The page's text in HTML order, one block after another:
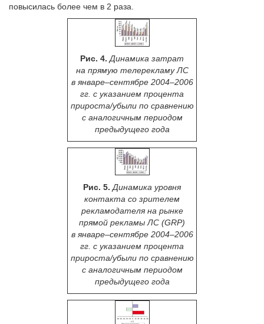
повысилась более чем в 2 раза.
Рис. 4. Динамика затрат
на прямую телерекламу ЛС
в январе–сентябре 2004–2006
гг. с указанием процента
прироста/убыли по сравнению
с аналогичным периодом
предыдущего года
Рис. 5. Динамика уровня
контакта со зрителем
рекламодателя на рынке
прямой рекламы ЛС (GRP)
в январе–сентябре 2004–2006
гг. с указанием процента
прироста/убыли по сравнению
с аналогичным периодом
предыдущего года